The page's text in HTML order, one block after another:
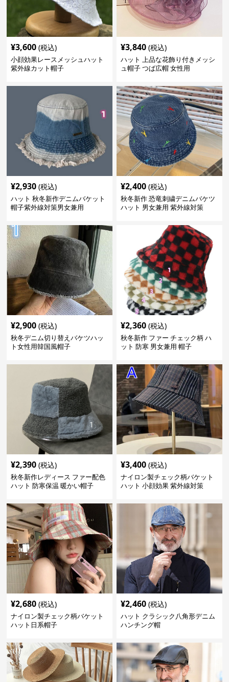
¥3,600 (税込)
小顔効果レースメッシュハット
紫外線カット帽子
¥3,840 (税込)
ハット 上品な花飾り付きメッシ
ュ帽子 つば広帽 女性用
¥2,930 (税込)
ハット 秋冬新作デニムバケット
帽子紫外線対策男女兼用
¥2,400 (税込)
秋冬新作 恐竜刺繍デニムバケツ
ハット 男女兼用 紫外線対策
¥2,900 (税込)
秋冬デニム切り替えバケツハッ
ト女性用韓国風帽子
¥2,360 (税込)
秋冬新作 ファー チェック柄 ハ
ット 防寒 男女兼用 帽子
¥2,390 (税込)
秋冬新作レディース ファー配色
ハット 防寒保温 暖かい帽子
¥3,400 (税込)
ナイロン製チェック柄バケット
ハット 小顔効果 紫外線対策
¥2,680 (税込)
ナイロン製チェック柄バケット
ハット日系帽子
¥2,460 (税込)
ハット クラシック八角形デニム
ハンチング帽